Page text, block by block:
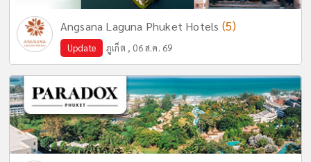
Angsana Laguna Phuket Hotels (5)
Update ภูเก็ต , 06 ส.ค. 69